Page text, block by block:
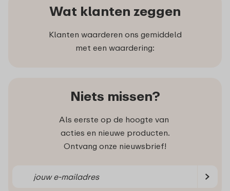
Wat klanten zeggen
Klanten waarderen ons gemiddeld
met een waardering:
Niets missen?
Als eerste op de hoogte van
acties en nieuwe producten.
Ontvang onze nieuwsbrief!